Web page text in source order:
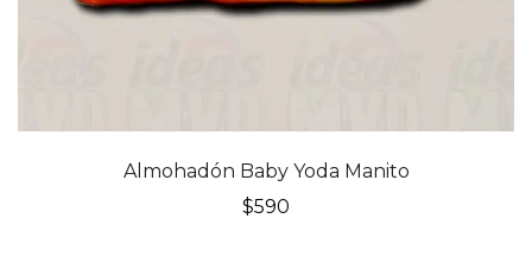
Almohadón Baby Yoda Manito
$590